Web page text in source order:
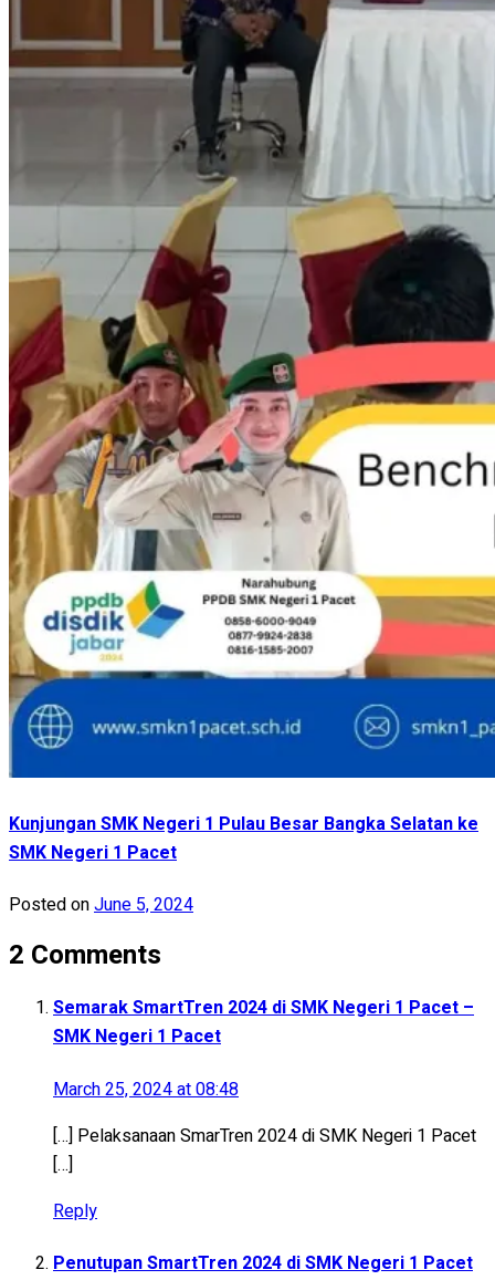
Kunjungan SMK Negeri 1 Pulau Besar Bangka Selatan ke
SMK Negeri 1 Pacet
Posted onJune 5, 2024
2 Comments
Semarak SmartTren 2024 di SMK Negeri 1 Pacet –
SMK Negeri 1 Pacet
March 25, 2024 at 08:48
[…] Pelaksanaan SmarTren 2024 di SMK Negeri 1 Pacet
[…]
Reply
Penutupan SmartTren 2024 di SMK Negeri 1 Pacet